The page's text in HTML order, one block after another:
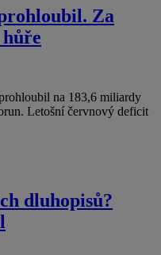
Za
na 183,6 miliardy
Letošní červnový deficit
dluhopisů?